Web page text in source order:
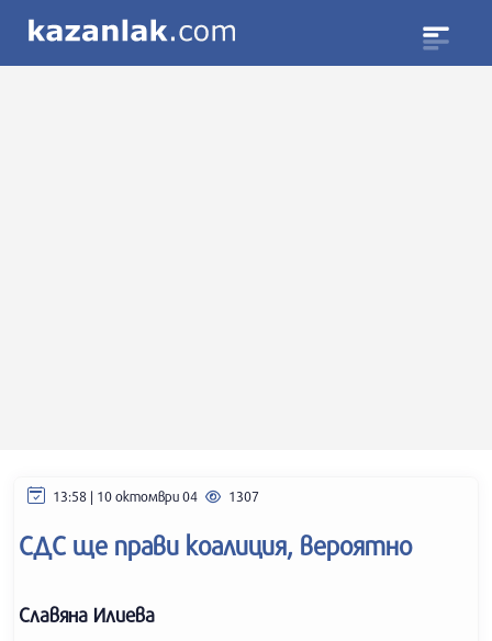
13:58 | 10 октомври 04 1307
СДС ще прави коалиция, вероятно
Славяна Илиева